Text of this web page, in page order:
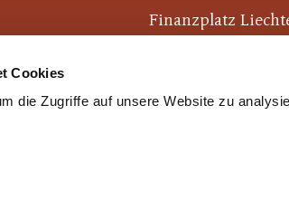
Cookies
die Zugriffe auf unsere Website zu
Finanzplatz